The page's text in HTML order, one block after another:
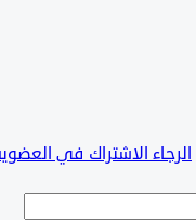
الرجاء الاشتراك في